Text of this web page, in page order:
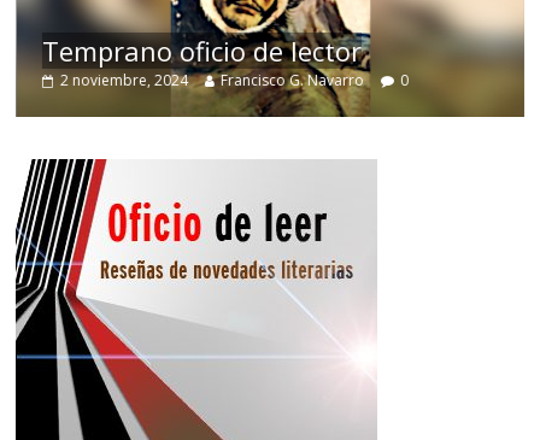
Un vergel en las nieblas de la
nostalgia
12 octubre, 2024 Francisco G. Navarro